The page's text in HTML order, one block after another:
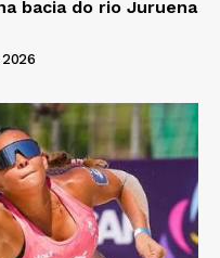
bacia do rio Juruena